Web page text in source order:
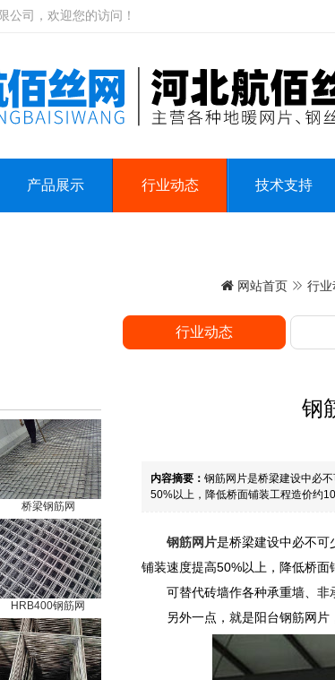
公司，欢迎您的访问！
产品展示 行业动态 技术支持
网站首页 行业
行业动态
桥梁钢筋网
HRB400钢筋网
钢
内容摘要： 钢筋网片是桥梁建设中必
50%以上，降低桥面铺装工程造价约
钢筋网片是桥梁建设中必不可
铺装速度提高50%以上，降低桥面
可替代砖墙作各种承重墙、非
另外一点，就是阳台钢筋网片